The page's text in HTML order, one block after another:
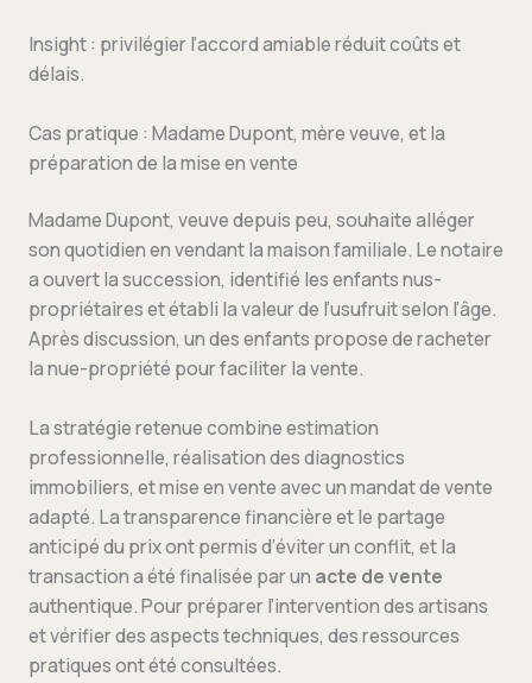
Insight : privilégier l’accord amiable réduit coûts et
délais.
Cas pratique : Madame Dupont, mère veuve, et la
préparation de la mise en vente
Madame Dupont, veuve depuis peu, souhaite alléger
son quotidien en vendant la maison familiale. Le notaire
a ouvert la succession, identifié les enfants nus-
propriétaires et établi la valeur de l’usufruit selon l’âge.
Après discussion, un des enfants propose de racheter
la nue-propriété pour faciliter la vente.
La stratégie retenue combine estimation
professionnelle, réalisation des diagnostics
immobiliers, et mise en vente avec un mandat de vente
adapté. La transparence financière et le partage
anticipé du prix ont permis d’éviter un conflit, et la
transaction a été finalisée par un acte de vente
authentique. Pour préparer l’intervention des artisans
et vérifier des aspects techniques, des ressources
pratiques ont été consultées.